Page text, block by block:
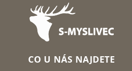
Zápatí
CO U NÁS NAJDETE